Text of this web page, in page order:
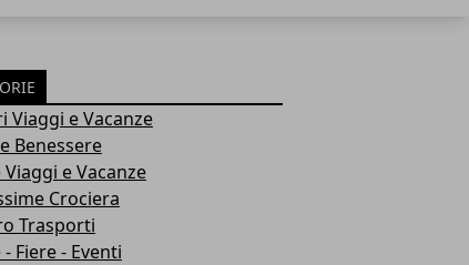
Viaggi e Vacanze
Benessere
e Vacanze
Crociera
Trasporti
Fiere - Eventi